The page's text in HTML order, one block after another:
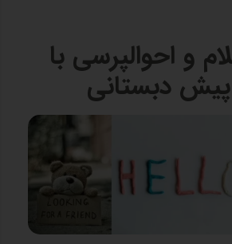
و احوالپرسی با
دبستانی